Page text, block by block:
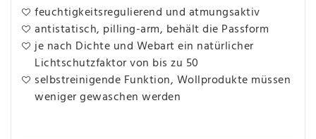
feuchtigkeitsregulierend und atmungsaktiv
antistatisch, pilling-arm, behält die Passform
je nach Dichte und Webart ein natürlicher
Lichtschutzfaktor von bis zu 50
selbstreinigende Funktion, Wollprodukte müssen
weniger gewaschen werden